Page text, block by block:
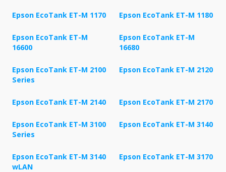
Epson EcoTank ET-M 1170 Epson EcoTank ET-M 1180
Epson EcoTank ET-M
16600
Epson EcoTank ET-M
16680
Epson EcoTank ET-M 2100
Series
Epson EcoTank ET-M 2120
Epson EcoTank ET-M 2140 Epson EcoTank ET-M 2170
Epson EcoTank ET-M 3100
Series
Epson EcoTank ET-M 3140
Epson EcoTank ET-M 3140
wLAN
Epson EcoTank ET-M 3170